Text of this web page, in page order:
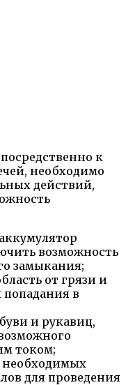
к
необходимо
действий,
возможность
замыкания;
от грязи и
в
и рукавиц,
током;
необходимых
для проведения